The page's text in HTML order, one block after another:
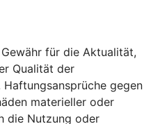
für die Aktualität,
Qualität der
gegen
materieller oder
die Nutzung oder